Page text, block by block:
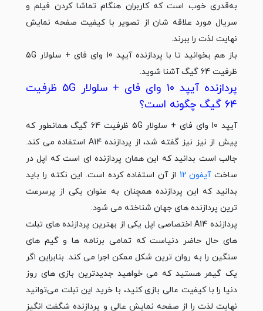
به‌قدری خوب است که کاربران هنگام تماشا کردن فیلم و
سریال مورد علاقه شان از تصویر با کیفیت صفحه نمایش
نهایت لذت را ببرند.
باز هم بخوانید تا با پردازنده آیپد 10 وای فای + سلولار 5G
ظرفیت 64 گیگ آشنا شوید.
پردازنده آیپد 10 وای فای + سلولار 5G ظرفیت
64 گیگ چگونه است؟
آیپد 10 وای فای + سلولار 5G ظرفیت 64 گیگ همانطور که
پیش از نیز نیز گفته شد، از پردازنده A14 استفاده می کند.
جالب است بدانید که این همان پردازنده ای است که اپل در
ساختآیفون 12
از آن استفاده کرده است. این نکته را باید
بدانید که این پردازنده همچنان به عنوان یکی از پرسرعت
ترین پردازنده های جهان شناخته می شود.
پردازنده A14 اختصاصی اپل یکی از بهترین پردازنده های تبلت
های حال حاضر دنیاست که تمامی برنامه ها و گیم های
سنگین را به روان ترین شکل ممکن اجرا می کند. بنابراین اگر
یک گیمر هستید که می خواهید جدیدترین بازی های روز
دنیا را با کیفیت عالی بازی کنید، با خرید این تبلت می‌توانید
نهایت لذت را از صفحه نمایش عالی و پردازنده شگفت انگیز